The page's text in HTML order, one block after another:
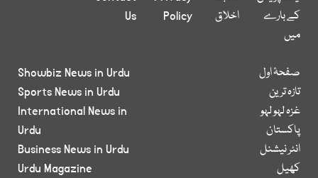
کے بارے
میں
اخلاق
Policy
Us
صفحۂ اول
تازہ ترین
غزہ لہو لہو
پاکستان
انٹر نیشنل
کھیل
Showbiz News in Urdu
Sports News in Urdu
International News in
Urdu
Business News in Urdu
Urdu Magazine